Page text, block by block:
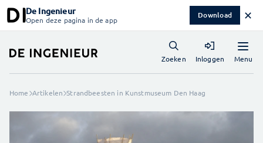
De Ingenieur
Open deze pagina in de app Download ✕
Menu
Zoeken Inloggen
Home Artikelen Strandbeesten in Kunstmuseum Den Haag